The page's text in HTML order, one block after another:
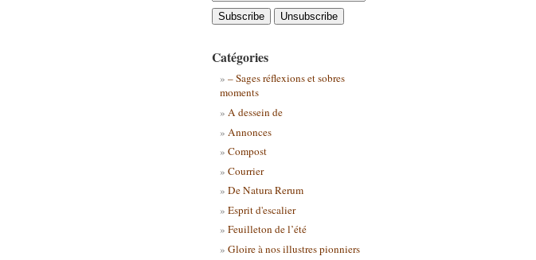
Catégories
– Sages réflexions et sobres
moments
A dessein de
Annonces
Compost
Courrier
De Natura Rerum
Esprit d'escalier
Feuilleton de l’été
Gloire à nos illustres pionniers